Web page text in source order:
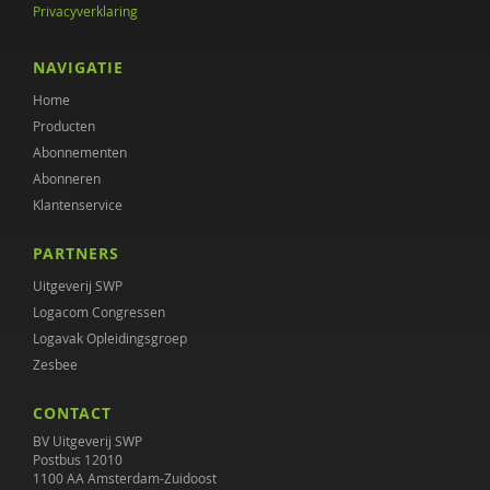
M.H. Nagtegaal
ARD VAN OOSTEN
Tim Opgenhaffen
Julia van Rijn
Diana Roeg
Artie van Tuijn
Lore Van Herreweghe
Wim Van Lancker
T. Varkevisser
Aart Verschuur
Privacyverklaring
NAVIGATIE
Home
Producten
Abonnementen
Abonneren
Klantenservice
PARTNERS
Uitgeverij SWP
Logacom Congressen
Logavak Opleidingsgroep
Zesbee
CONTACT
BV Uitgeverij SWP
Postbus 12010
1100 AA Amsterdam-Zuidoost